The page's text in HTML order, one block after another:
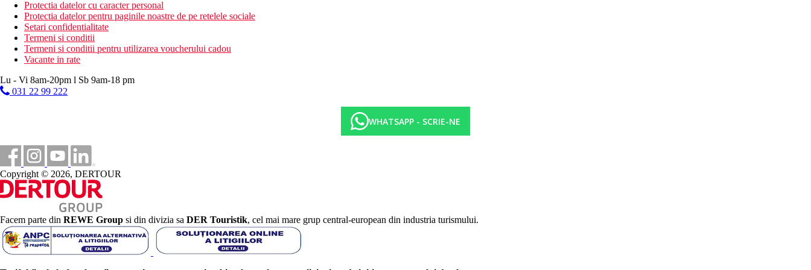
25 km
Distanta de cel mai apropiat aeroport
500 m
Centrul orasului
500 m
Magazine
Vacanta la plaja
Piscine
Sezlonguri si umbrele gratuite la piscina
Bar langa piscina
Galerie foto
Protectia datelor cu caracter personal
Protectia datelor pentru paginile noastre de pe retelele sociale
Setari confidentialitate
Termeni si conditii
Termeni si conditii pentru utilizarea voucherului cadou
Vacante in rate
Lu - Vi 8am-20pm l Sb 9am-18 pm
031 22 99 222
WHATSAPP - SCRIE-NE
Copyright © 2026, DERTOUR
Facem parte din REWE Group si din divizia sa DER Touristik, cel mai mare grup central-european din industria turismului.